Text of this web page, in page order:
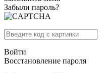
Забыли пароль?
Войти
Восстановление пароля